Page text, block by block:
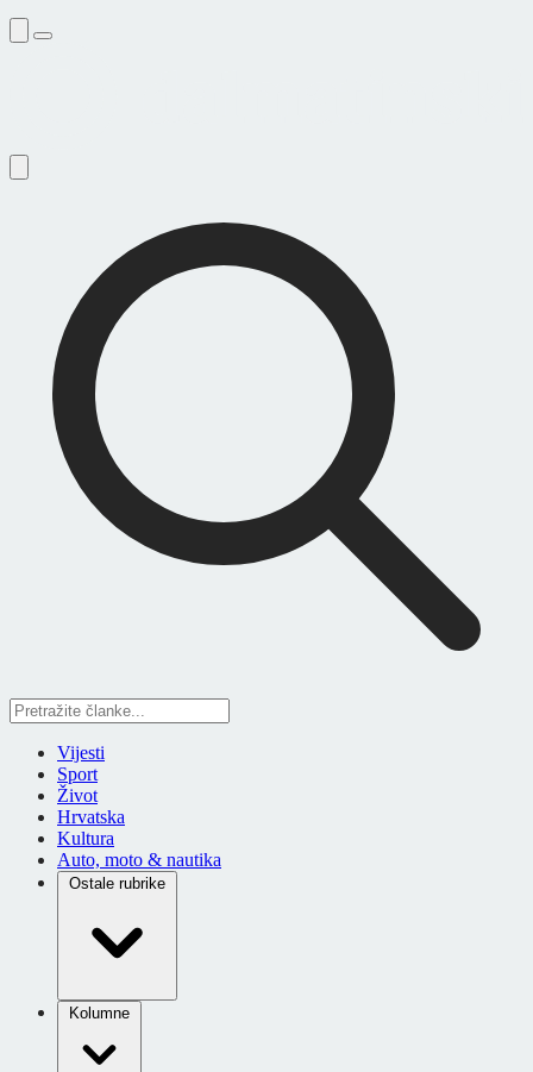
Vijesti
Sport
Život
Hrvatska
Kultura
Auto, moto & nautika
Ostale rubrike
Kolumne